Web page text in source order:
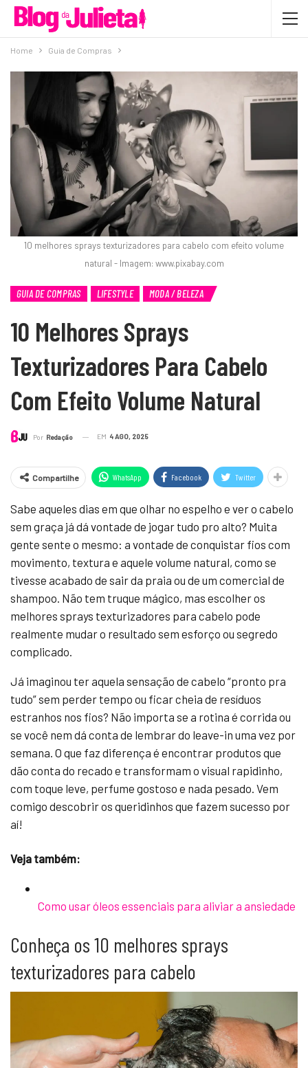
Home Guia de Compras
10 melhores sprays texturizadores para cabelo com efeito volume
natural - Imagem: www.pixabay.com
GUIA DE COMPRAS LIFESTYLE MODA / BELEZA
10 Melhores Sprays
Texturizadores Para Cabelo
Com Efeito Volume Natural
Por Redação EM 4 AGO, 2025
Compartilhe WhatsApp Facebook Twitter
Sabe aqueles dias em que olhar no espelho e ver o cabelo
sem graça já dá vontade de jogar tudo pro alto? Muita
gente sente o mesmo: a vontade de conquistar fios com
movimento, textura e aquele volume natural, como se
tivesse acabado de sair da praia ou de um comercial de
shampoo. Não tem truque mágico, mas escolher os
melhores sprays texturizadores para cabelo pode
realmente mudar o resultado sem esforço ou segredo
complicado.
Já imaginou ter aquela sensação de cabelo “pronto pra
tudo” sem perder tempo ou ficar cheia de resíduos
estranhos nos fios? Não importa se a rotina é corrida ou
se você nem dá conta de lembrar do leave-in uma vez por
semana. O que faz diferença é encontrar produtos que
dão conta do recado e transformam o visual rapidinho,
com toque leve, perfume gostoso e nada pesado. Vem
comigo descobrir os queridinhos que fazem sucesso por
aí!
Veja também:
Como usar óleos essenciais para aliviar a ansiedade
Conheça os 10 melhores sprays
texturizadores para cabelo